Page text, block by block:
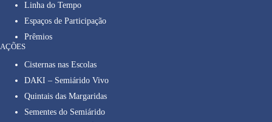
Linha do Tempo
Espaços de Participação
Prêmios
AÇÕES
Cisternas nas Escolas
DAKI – Semiárido Vivo
Quintais das Margaridas
Sementes do Semiárido